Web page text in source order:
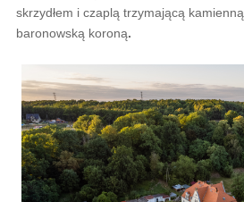
skrzydłem i czaplą trzymającą
baronowską koroną.